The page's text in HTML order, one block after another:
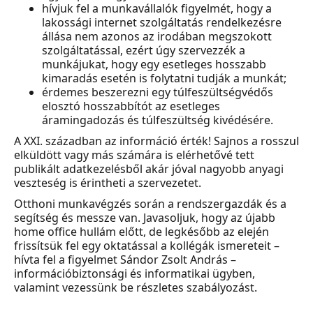
hívjuk fel a munkavállalók figyelmét, hogy a
lakossági internet szolgáltatás rendelkezésre
állása nem azonos az irodában megszokott
szolgáltatással, ezért úgy szervezzék a
munkájukat, hogy egy esetleges hosszabb
kimaradás esetén is folytatni tudják a munkát;
érdemes beszerezni egy túlfeszültségvédős
elosztó hosszabbítót az esetleges
áramingadozás és túlfeszültség kivédésére.
A XXI. században az információ érték! Sajnos a rosszul
elküldött vagy más számára is elérhetővé tett
publikált adatkezelésből akár jóval nagyobb anyagi
veszteség is érintheti a szervezetet.
Otthoni munkavégzés során a rendszergazdák és a
segítség és messze van. Javasoljuk, hogy az újabb
home office hullám előtt, de legkésőbb az elején
frissítsük fel egy oktatással a kollégák ismereteit –
hívta fel a figyelmet Sándor Zsolt András –
információbiztonsági és informatikai ügyben,
valamint vezessünk be részletes szabályozást.